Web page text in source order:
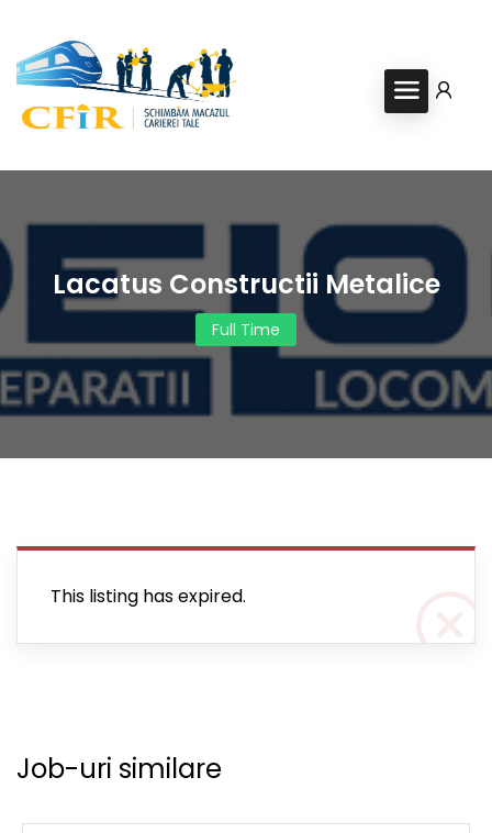
Lacatus Constructii Metalice
Full Time
This listing has expired.
Job-uri similare